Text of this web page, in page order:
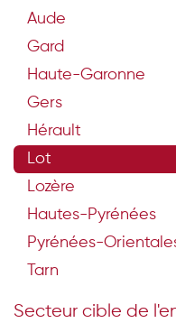
Aude
Gard
Haute-Garonne
Gers
Hérault
Lot
Lozère
Hautes-Pyrénées
Pyrénées-
Tarn
Secteur cible de